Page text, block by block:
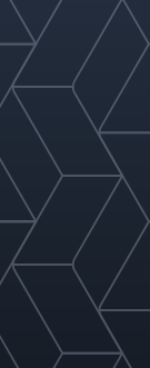
Melhorias de
eficiência e
capacidade
ser alcançadas
usando
alto
combinadas
tecnologia
FIT®.
do
da bandeja
Instalar
massa
existem
de torre
existentes
Instalar
bandejas
de várias
passagens